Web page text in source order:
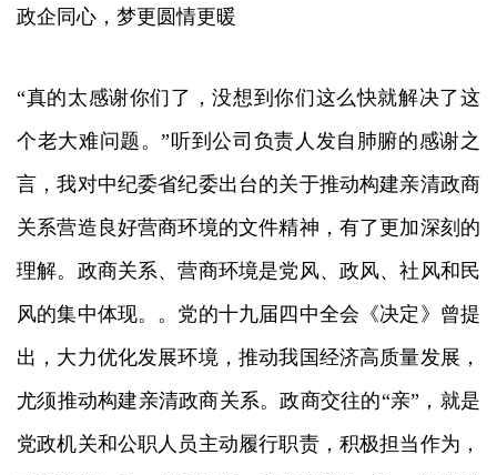
政企同心，梦更圆情更暖
“真的太感谢你们了，没想到你们这么快就解决了这
个老大难问题。”听到公司负责人发自肺腑的感谢之
言，我对中纪委省纪委出台的关于推动构建亲清政商
关系营造良好营商环境的文件精神，有了更加深刻的
理解。政商关系、营商环境是党风、政风、社风和民
风的集中体现。。党的十九届四中全会《决定》曾提
出，大力优化发展环境，推动我国经济高质量发展，
尤须推动构建亲清政商关系。政商交往的“亲”，就是
党政机关和公职人员主动履行职责，积极担当作为，